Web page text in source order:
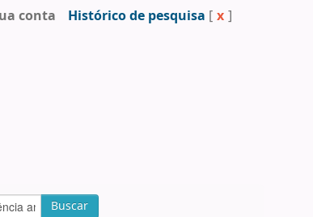
conta Histórico de pesquisa [ x ]
Buscar